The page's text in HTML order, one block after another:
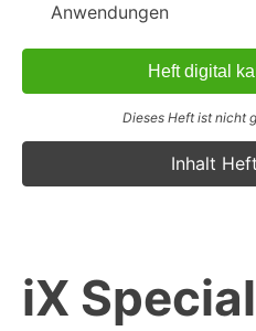
Anwendungen
Heft digital
Dieses Heft ist nicht
Inhalt
iX